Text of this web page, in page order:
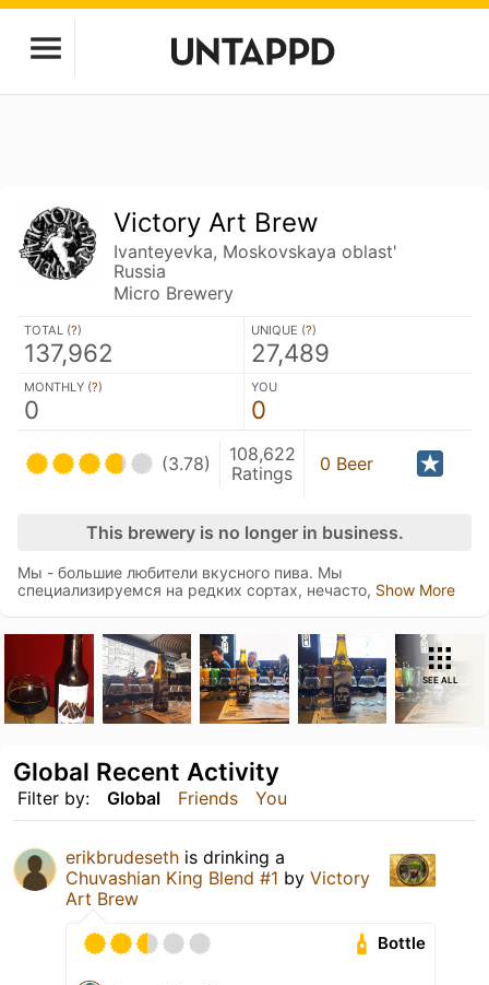
Victory Art Brew
Ivanteyevka, Moskovskaya oblast'
Russia
Micro Brewery
TOTAL (?)
137,962
UNIQUE (?)
27,489
MONTHLY (?)
0
YOU
0
(3.78)
108,622
Ratings
0 Beer
This brewery is no longer in business.
Мы - большие любители вкусного пива. Мы
специализируемся на редких сортах, нечасто, Show More
SEE ALL
Filter by: Global Friends You
Global Recent Activity
erikbrudeseth is drinking a
Chuvashian King Blend #1 by Victory
Art Brew
Bottle